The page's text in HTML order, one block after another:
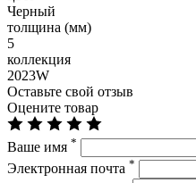
Черный
толщина (мм)
5
коллекция
2023W
Оставьте свой отзыв
Оцените товар
Ваше имя *
Электронная почта *